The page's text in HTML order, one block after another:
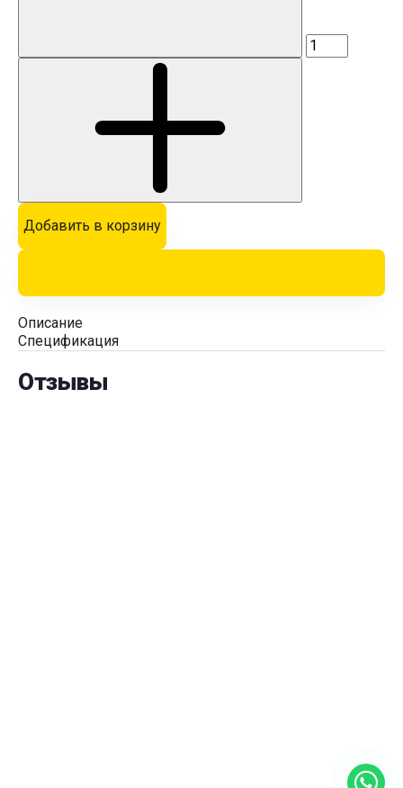
Добавить в корзину
Описание
Спецификация
Отзывы